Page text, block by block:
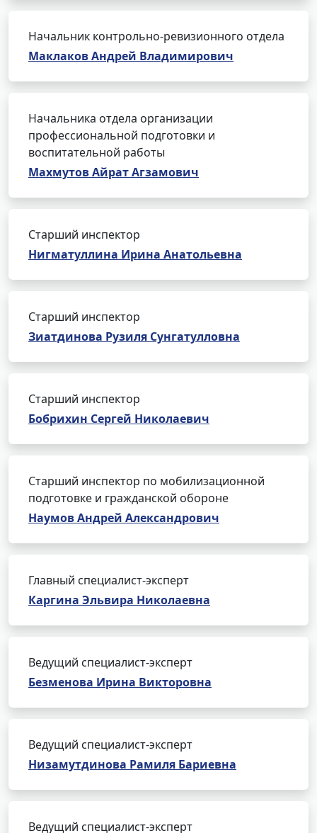
Начальник контрольно-ревизионного отдела
Маклаков Андрей Владимирович
Начальника отдела организации
профессиональной подготовки и
воспитательной работы
Махмутов Айрат Агзамович
Старший инспектор
Нигматуллина Ирина Анатольевна
Старший инспектор
Зиатдинова Рузиля Сунгатулловна
Старший инспектор
Бобрихин Сергей Николаевич
Старший инспектор по мобилизационной
подготовке и гражданской обороне
Наумов Андрей Александрович
Главный специалист-эксперт
Каргина Эльвира Николаевна
Ведущий специалист-эксперт
Безменова Ирина Викторовна
Ведущий специалист-эксперт
Низамутдинова Рамиля Бариевна
Ведущий специалист-эксперт